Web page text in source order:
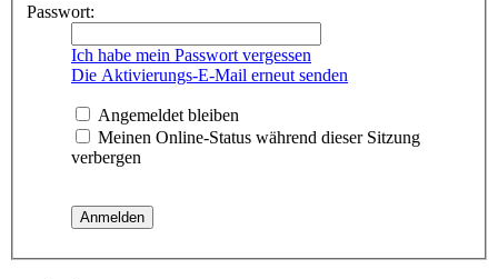
Passwort:
Ich habe mein Passwort vergessen
Die Aktivierungs-E-Mail erneut senden
Angemeldet bleiben
Meinen Online-Status während dieser Sitzung
verbergen